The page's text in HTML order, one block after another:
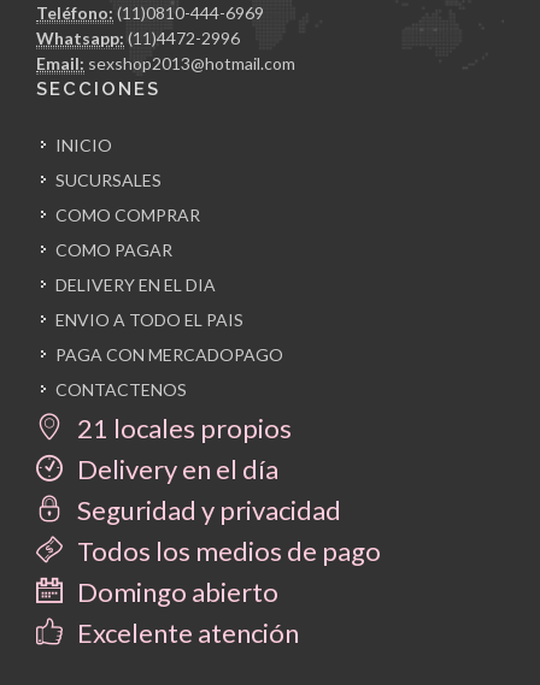
Teléfono: (11)0810-444-6969
Whatsapp: (11)4472-2996
Email: sexshop2013@hotmail.com
SECCIONES
INICIO
SUCURSALES
COMO COMPRAR
COMO PAGAR
DELIVERY EN EL DIA
ENVIO A TODO EL PAIS
PAGA CON MERCADOPAGO
CONTACTENOS
21 locales propios
Delivery en el día
Seguridad y privacidad
Todos los medios de pago
Domingo abierto
Excelente atención